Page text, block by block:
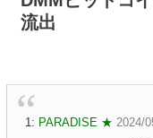
流出
1: PARADISE ★ 2024/